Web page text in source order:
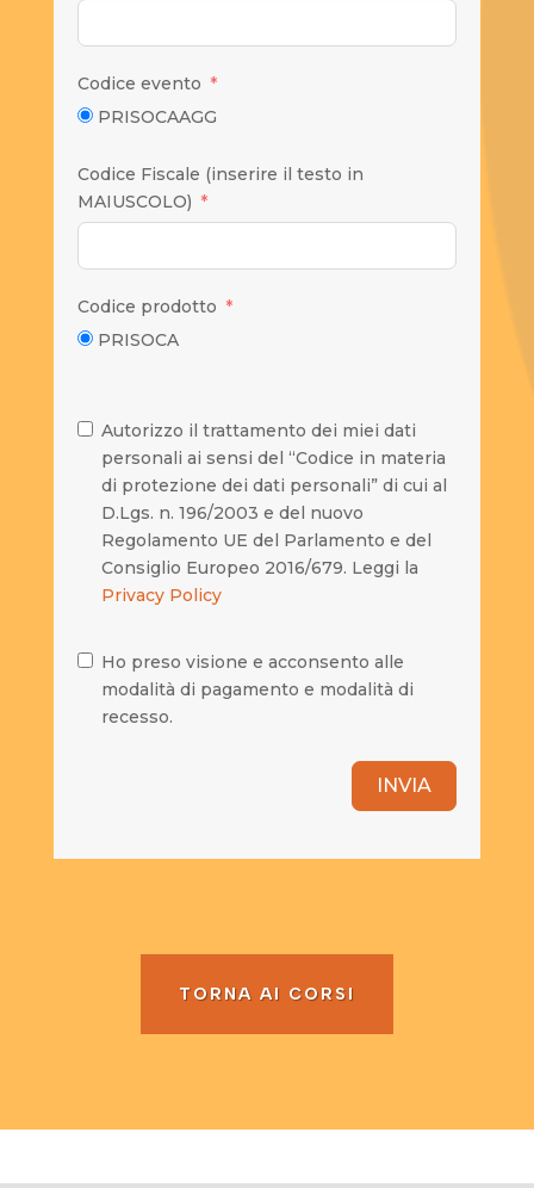
Codice evento
PRISOCAAGG
Codice Fiscale (inserire il testo in
MAIUSCOLO)
Codice prodotto
PRISOCA
Autorizzo il trattamento dei miei dati
personali ai sensi del “Codice in materia
di protezione dei dati personali” di cui al
D.Lgs. n. 196/2003 e del nuovo
Regolamento UE del Parlamento e del
Consiglio Europeo 2016/679. Leggi la
Privacy Policy
Ho preso visione e acconsento alle
modalità di pagamento e modalità di
recesso.
INVIA
TORNA AI CORSI